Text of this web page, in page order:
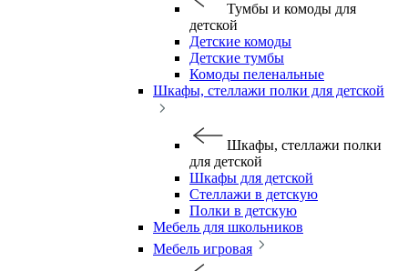
Тумбы и комоды для
детской
Детские комоды
Детские тумбы
Комоды пеленальные
Шкафы, стеллажи полки для детской
Шкафы, стеллажи полки
для детской
Шкафы для детской
Стеллажи в детскую
Полки в детскую
Мебель для школьников
Мебель игровая